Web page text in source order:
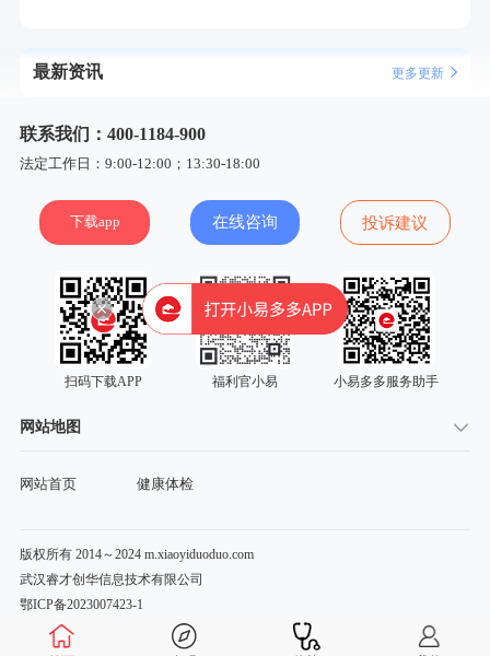
最新资讯 更多更新
联系我们：400-1184-900
法定工作日：9:00-12:00；13:30-18:00
下载app 在线咨询 投诉建议
扫码下载APP 福利官小易 小易多多服务助手
网站地图
网站首页 健康体检
版权所有 2014～2024 m.xiaoyiduoduo.com
武汉睿才创华信息技术有限公司
鄂ICP备2023007423-1